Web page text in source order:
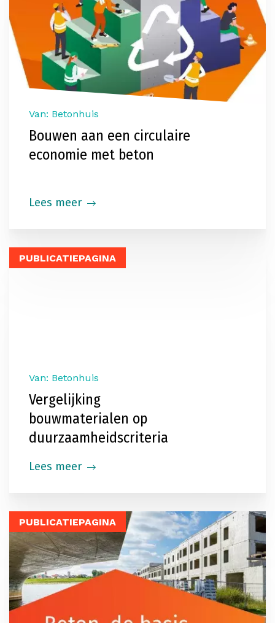
Van: Betonhuis
Bouwen aan een circulaire
economie met beton
Lees meer
PUBLICATIEPAGINA
Van: Betonhuis
Vergelijking
bouwmaterialen op
duurzaamheidscriteria
Lees meer
PUBLICATIEPAGINA